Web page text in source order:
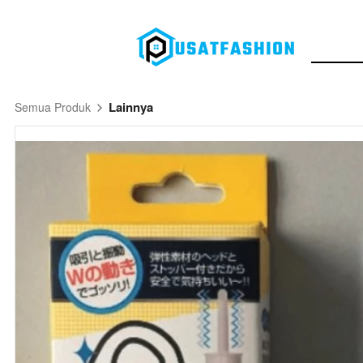
Semua Produk Lainnya